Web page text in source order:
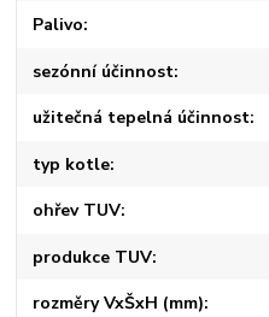
Palivo
sezónní účinnost
užitečná tepelná účinnost
typ kotle
ohřev TUV
produkce TUV
rozměry VxŠxH (mm)